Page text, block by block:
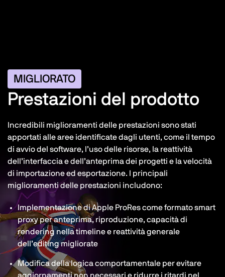
MIGLIORATO
Prestazioni del prodotto
Incredibili miglioramenti delle prestazioni sono stati
apportati alle aree identificate dagli utenti, come il tempo
di avvio del software, l’uso delle risorse, la reattività
dell’interfaccia e dell’anteprima dei progetti e la velocità
di importazione ed esportazione. I principali
miglioramenti delle prestazioni includono:
Implementazione di Apple ProRes come formato smart
proxy per anteprima, riproduzione, capacità di
rendering nella timeline e reattività generale
dell’editing migliorate
Modifica della logica comportamentale per evitare
aggiornamenti non necessari e ridurre i ritardi nel